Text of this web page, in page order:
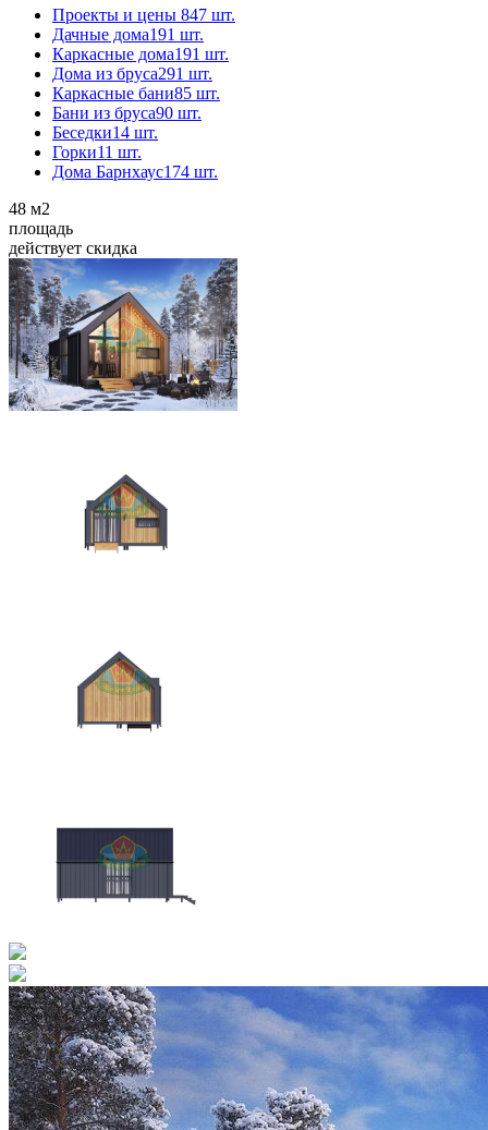
Проекты и цены 847 шт.
Дачные дома191 шт.
Каркасные дома191 шт.
Дома из бруса291 шт.
Каркасные бани85 шт.
Бани из бруса90 шт.
Беседки14 шт.
Горки11 шт.
Дома Барнхаус174 шт.
48 м2
площадь
действует скидка